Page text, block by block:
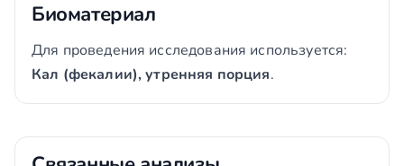
Биоматериал
Для проведения исследования используется:
Кал (фекалии), утренняя порция.